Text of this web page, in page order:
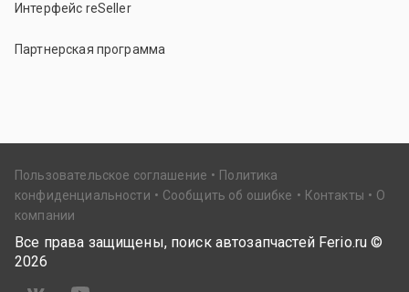
Интерфейс reSeller
Партнерская программа
Пользовательское соглашение
Политика
конфиденциальности
Сообщить об ошибке Контакты
О
компании
Все права защищены, поиск автозапчастей Ferio.ru ©
2026